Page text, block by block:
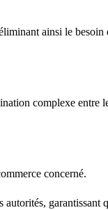
ainsi le besoin
complexe entre
concerné.
garantissant